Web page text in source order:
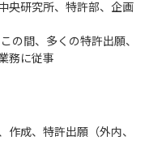
央研究所、特許部、企画
の間、多くの特許出願、
務に従事
成、特許出願（外内、